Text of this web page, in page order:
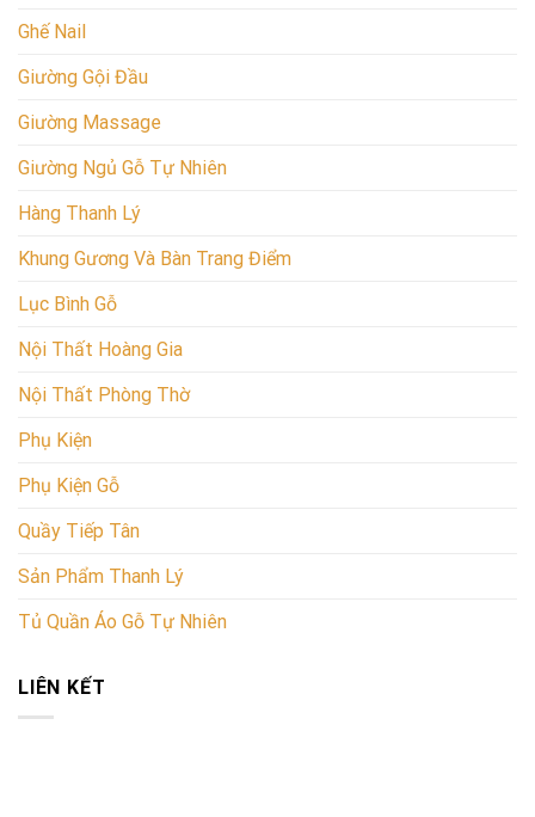
Ghế Nail
Giường Gội Đầu
Giường Massage
Giường Ngủ Gỗ Tự Nhiên
Hàng Thanh Lý
Khung Gương Và Bàn Trang Điểm
Lục Bình Gỗ
Nội Thất Hoàng Gia
Nội Thất Phòng Thờ
Phụ Kiện
Phụ Kiện Gỗ
Quầy Tiếp Tân
Sản Phẩm Thanh Lý
Tủ Quần Áo Gỗ Tự Nhiên
LIÊN KẾT